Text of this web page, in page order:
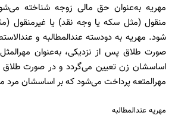
مهریه به‌عنوان حق مالی زوجه شناخته
منقول (مثل سکه یا وجه نقد) یا غیرمنقول
شود. مهریه به دودسته عندالمطالبه و
صورت طلاق پس از نزدیکی، به‌عنوان
اساسشان زن تعیین می‌گردد و در صورت طلاق
مهرالمتعه پرداخت می‌شود که بر اساسشان
مهریه عندالمطالبه